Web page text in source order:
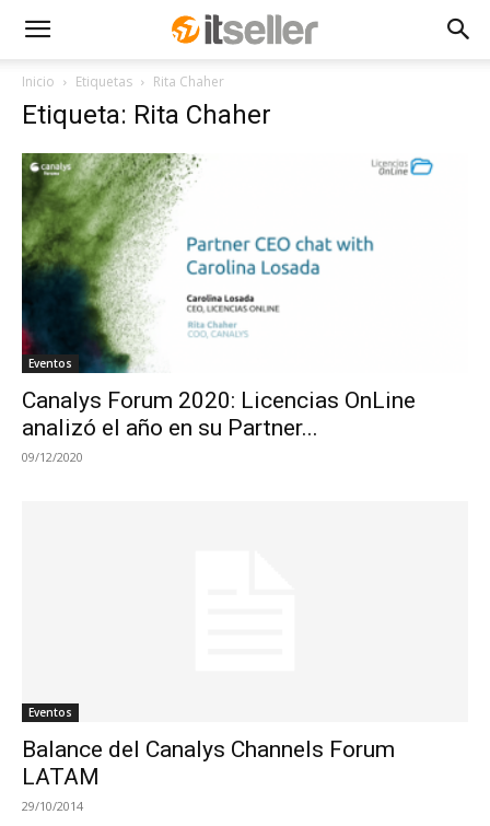
Inicio Etiquetas Rita Chaher
Etiqueta: Rita Chaher
Eventos
Canalys Forum 2020: Licencias OnLine
analizó el año en su Partner...
09/12/2020
Eventos
Balance del Canalys Channels Forum
LATAM
29/10/2014